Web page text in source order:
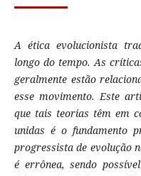
A ética evolucionista
longo do tempo. As
geralmente estão
esse movimento. Este
que tais teorias têm em
unidas é o fundamento
progressista de evolução
é errônea, sendo